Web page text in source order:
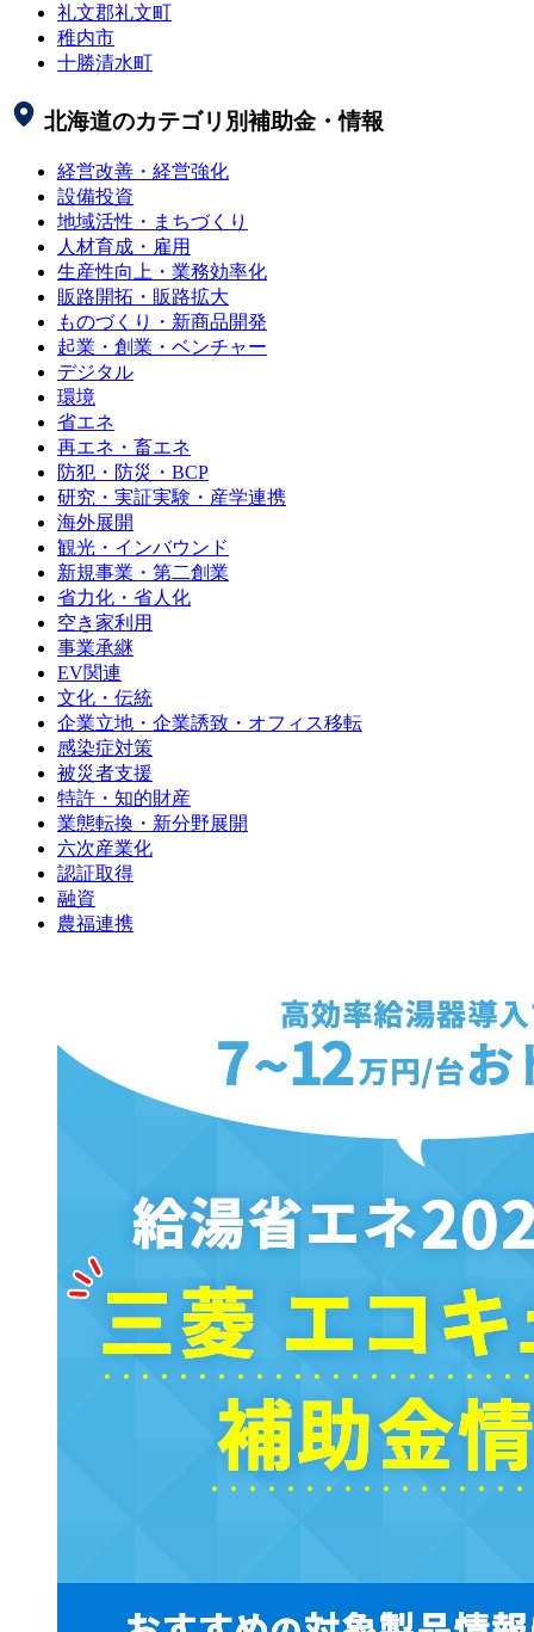
礼文郡礼文町
稚内市
十勝清水町
北海道のカテゴリ別補助金・情報
経営改善・経営強化
設備投資
地域活性・まちづくり
人材育成・雇用
生産性向上・業務効率化
販路開拓・販路拡大
ものづくり・新商品開発
起業・創業・ベンチャー
デジタル
環境
省エネ
再エネ・畜エネ
防犯・防災・BCP
研究・実証実験・産学連携
海外展開
観光・インバウンド
新規事業・第二創業
省力化・省人化
空き家利用
事業承継
EV関連
文化・伝統
企業立地・企業誘致・オフィス移転
感染症対策
被災者支援
特許・知的財産
業態転換・新分野展開
六次産業化
認証取得
融資
農福連携